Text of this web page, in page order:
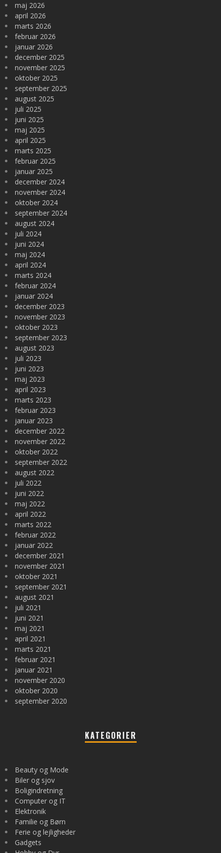
maj 2026
april 2026
marts 2026
februar 2026
januar 2026
december 2025
november 2025
oktober 2025
september 2025
august 2025
juli 2025
juni 2025
maj 2025
april 2025
marts 2025
februar 2025
januar 2025
december 2024
november 2024
oktober 2024
september 2024
august 2024
juli 2024
juni 2024
maj 2024
april 2024
marts 2024
februar 2024
januar 2024
december 2023
november 2023
oktober 2023
september 2023
august 2023
juli 2023
juni 2023
maj 2023
april 2023
marts 2023
februar 2023
januar 2023
december 2022
november 2022
oktober 2022
september 2022
august 2022
juli 2022
juni 2022
maj 2022
april 2022
marts 2022
februar 2022
januar 2022
december 2021
november 2021
oktober 2021
september 2021
august 2021
juli 2021
juni 2021
maj 2021
april 2021
marts 2021
februar 2021
januar 2021
november 2020
oktober 2020
september 2020
KATEGORIER
Beauty og Mode
Biler og sjov
Boligindretning
Computer og IT
Elektronik
Familie og Børn
Ferie og lejligheder
Gadgets